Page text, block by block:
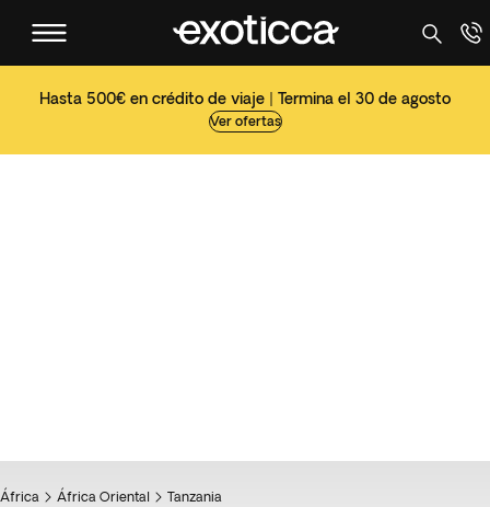
Hasta 500€ en crédito de viaje | Termina el 30 de agosto
Ver ofertas
África África Oriental Tanzania